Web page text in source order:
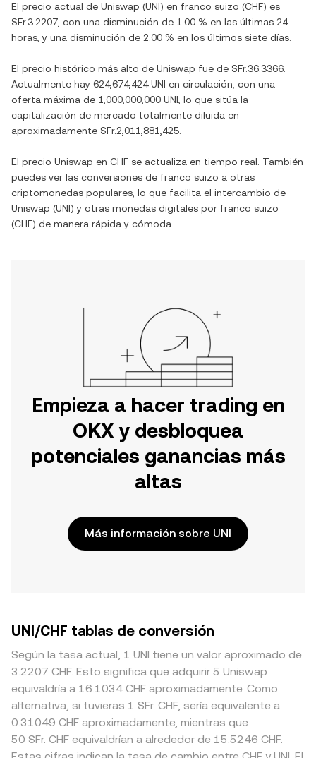
El precio actual de Uniswap (UNI) en franco suizo (CHF) es
SFr.3.2207 , con una disminución de 1.00 % en las últimas 24
horas, y una disminución de 2.00 % en los últimos siete días.
El precio histórico más alto de Uniswap fue de SFr.36.3366
Actualmente hay 624,674,424 UNI en circulación, con una
oferta máxima de 1,000,000,000 UNI , lo que sitúa la
capitalización de mercado totalmente diluida en
aproximadamente SFr.2,011,881,425
El precio Uniswap en CHF se actualiza en tiempo real. También
puedes ver las conversiones de franco suizo a otras
criptomonedas populares, lo que facilita el intercambio de
Uniswap (UNI) y otras monedas digitales por franco suizo
(CHF) de manera rápida y cómoda.
Empieza a hacer trading en
OKX y desbloquea
potenciales ganancias más
altas
Más información sobre UNI
UNI/CHF tablas de conversión
Según la tasa actual, 1 UNI tiene un valor aproximado de
3.2207 CHF. Esto significa que adquirir 5 Uniswap
equivaldría a 16.1034 CHF aproximadamente. Como
alternativa, si tuvieras 1 SFr. CHF, sería equivalente a
0.31049 CHF aproximadamente, mientras que
50 SFr. CHF equivaldrían a alrededor de 15.5246 CHF.